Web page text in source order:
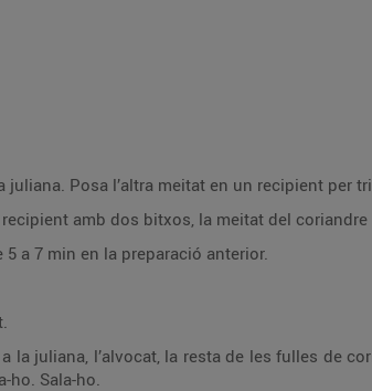
juliana. Posa l’altra meitat en un recipient per
amb dos bitxos, la meitat del
5 a 7 min en la preparació anterior.
la juliana, l’alvocat, la resta de les fulles de
ho. Sala-ho.